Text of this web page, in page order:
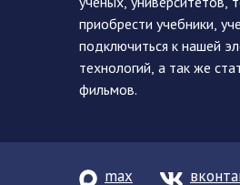
приобрести учебники,
подключиться к нашей
технологий, а так же
фильмов.
max